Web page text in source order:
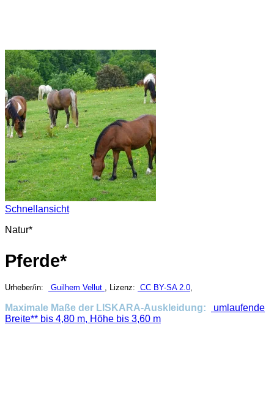
Schnellansicht
Natur*
Pferde*
Urheber/in: Guilhem Vellut , Lizenz: CC BY-SA 2.0,
Maximale Maße der LISKARA-Auskleidung:
umlaufende
Breite** bis 4,80 m, Höhe bis 3,60 m